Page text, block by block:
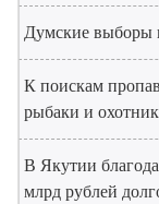
Думские выборы
К поискам
рыбаки и
В Якутии
млрд рублей